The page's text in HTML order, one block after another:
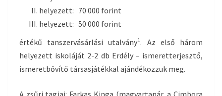
helyezett: 70 000 forint
helyezett: 50 000 forint
értékű tanszervásárlási utalvány1. Az első három
helyezett iskoláját 2-2 db Erdély – ismeretterjesztő,
ismeretbővítő társasjátékkal ajándékozzuk meg.
A zsűri tagjai: Farkas Kinga (magyartanár, a Cimbora